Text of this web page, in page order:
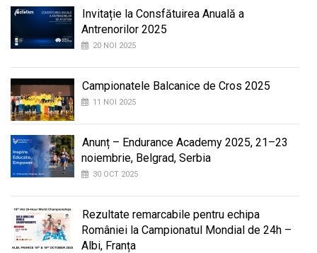
Invitație la Consfătuirea Anuală a
Antrenorilor 2025
20 NOI 2025
Campionatele Balcanice de Cros 2025
11 NOI 2025
Anunț – Endurance Academy 2025, 21–23
noiembrie, Belgrad, Serbia
30 OCT 2025
Rezultate remarcabile pentru echipa
României la Campionatul Mondial de 24h –
Albi, Franța